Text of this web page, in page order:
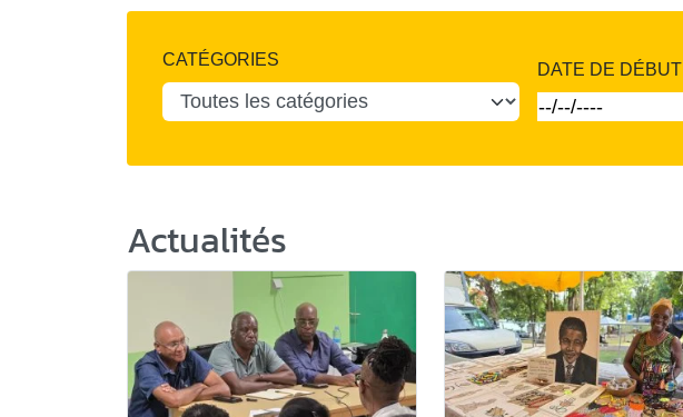
CATÉGORIES
DATE DE DÉBUT
Actualités